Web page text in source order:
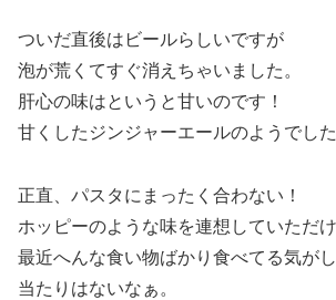
ついだ直後はビールらしいですが
泡が荒くてすぐ消えちゃいました。
肝心の味はというと甘いのです！
甘くしたジンジャーエールのようでした
正直、パスタにまったく合わない！
ホッピーのような味を連想していただ
最近へんな食い物ばかり食べてる気がし
当たりはないなぁ。